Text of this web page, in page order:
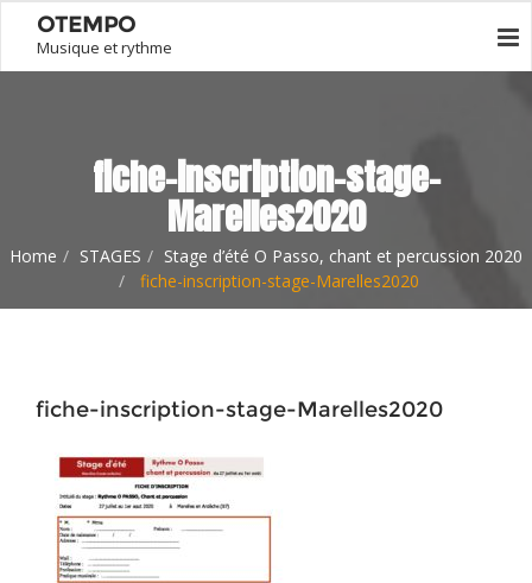
OTEMPO
Musique et rythme
fiche-inscription-stage-
Marelles2020
Home STAGES
Stage d’été O Passo, chant et percussion 2020
fiche-inscription-stage-Marelles2020
fiche-inscription-stage-Marelles2020